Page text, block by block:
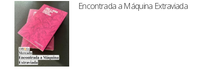
Encontrada a Máquina Extraviada